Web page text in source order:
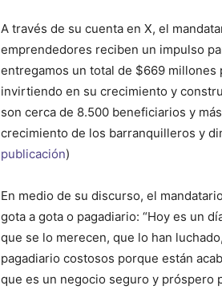
A través de su cuenta en X, el
emprendedores reciben un impulso
entregamos un total de $669
invirtiendo en su crecimiento y
son cerca de 8.500 beneficiarios y
crecimiento de los barranquilleros y
publicación)
En medio de su discurso, el
gota a gota o pagadiario: “Hoy es un
que se lo merecen, que lo han
pagadiario costosos porque están
que es un negocio seguro y próspero